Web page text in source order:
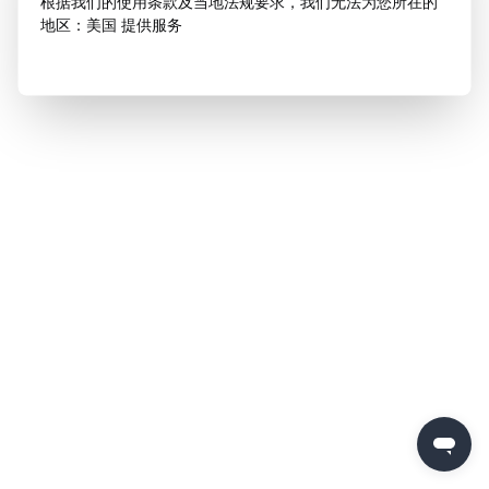
地区：美国 提供服务